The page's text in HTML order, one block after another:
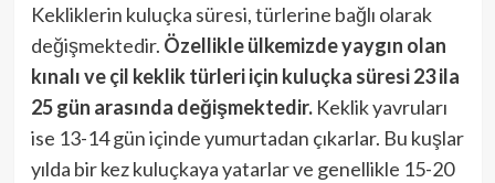
Kekliklerin kuluçka süresi, türlerine bağlı olarak
değişmektedir. Özellikle ülkemizde yaygın olan
kınalı ve çil keklik türleri için kuluçka süresi 23 ila
25 gün arasında değişmektedir.Keklik yavruları
ise 13-14 gün içinde yumurtadan çıkarlar. Bu kuşlar
yılda bir kez kuluçkaya yatarlar ve genellikle 15-20